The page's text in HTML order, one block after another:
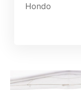
Hondo